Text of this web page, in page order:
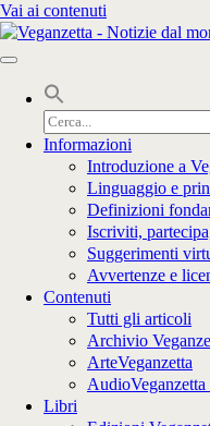
Vai ai contenuti
Cerca
per:
Informazioni
Introduzione a
Linguaggio e
Definizioni
Iscriviti,
Suggerimenti
Avvertenze e
Contenuti
Tutti gli articoli
Archivio
ArteVeganzetta
AudioVeganzetta
Libri